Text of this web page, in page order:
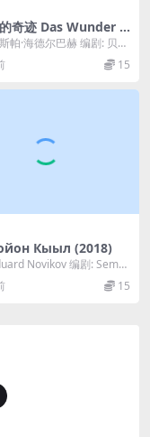
奇迹 Das Wunder v
(2003)
帕·海德尔巴赫 编剧: 贝内
斯考 主演: 海诺·费尔希 /...
15
Кыыл (2018)
Novikov 编剧: Semyo
/...
15